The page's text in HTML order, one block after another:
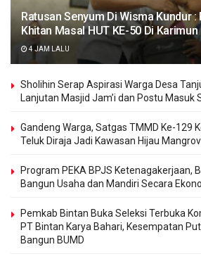
Ratusan Senyum Di Wisma Kundur :
Khitan Masal HUT KE-50 Di Karimun
4 JAM LALU
Sholihin Serap Aspirasi Warga Desa
Lanjutan Masjid Jam’i dan Postu Masuk
Gandeng Warga, Satgas TMMD Ke-129
Teluk Diraja Jadi Kawasan Hijau
Program PEKA BPJS Ketenagakerjaan,
Bangun Usaha dan Mandiri Secara
Pemkab Bintan Buka Seleksi Terbuka
PT Bintan Karya Bahari, Kesempatan
Bangun BUMD